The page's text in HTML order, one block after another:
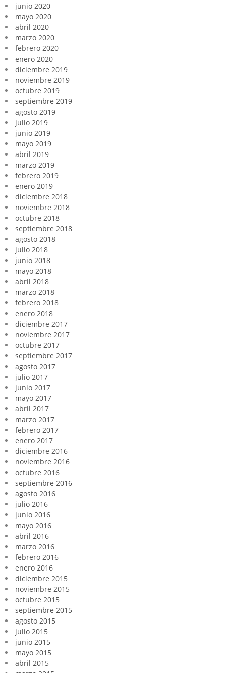
junio 2020
mayo 2020
abril 2020
marzo 2020
febrero 2020
enero 2020
diciembre 2019
noviembre 2019
octubre 2019
septiembre 2019
agosto 2019
julio 2019
junio 2019
mayo 2019
abril 2019
marzo 2019
febrero 2019
enero 2019
diciembre 2018
noviembre 2018
octubre 2018
septiembre 2018
agosto 2018
julio 2018
junio 2018
mayo 2018
abril 2018
marzo 2018
febrero 2018
enero 2018
diciembre 2017
noviembre 2017
octubre 2017
septiembre 2017
agosto 2017
julio 2017
junio 2017
mayo 2017
abril 2017
marzo 2017
febrero 2017
enero 2017
diciembre 2016
noviembre 2016
octubre 2016
septiembre 2016
agosto 2016
julio 2016
junio 2016
mayo 2016
abril 2016
marzo 2016
febrero 2016
enero 2016
diciembre 2015
noviembre 2015
octubre 2015
septiembre 2015
agosto 2015
julio 2015
junio 2015
mayo 2015
abril 2015